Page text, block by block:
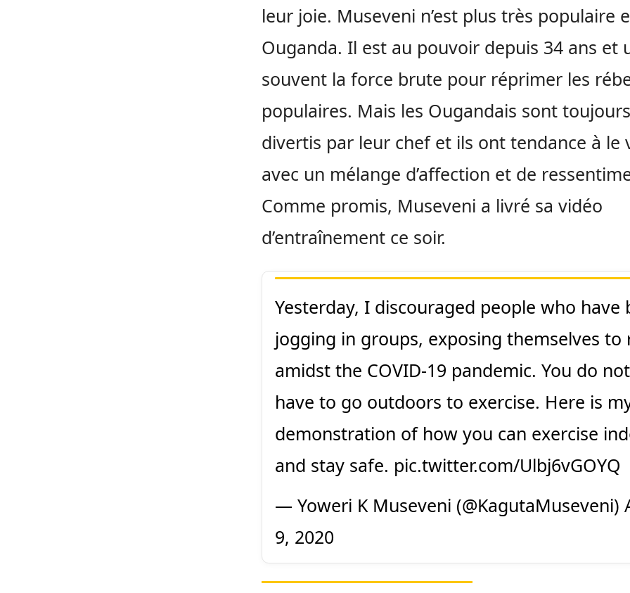
leur joie. Museveni n’est plus très populaire
Ouganda. Il est au pouvoir depuis 34 ans et
souvent la force brute pour réprimer les
populaires. Mais les Ougandais sont toujours
divertis par leur chef et ils ont tendance à le
avec un mélange d’affection et de
Comme promis, Museveni a livré sa vidéo
d’entraînement ce soir.
Yesterday, I discouraged people who have
jogging in groups, exposing themselves to
amidst the COVID-19 pandemic. You do not
have to go outdoors to exercise. Here is
demonstration of how you can exercise
and stay safe. pic.twitter.com/Ulbj6vGOYQ
— Yoweri K Museveni (@KagutaMuseveni)
9, 2020